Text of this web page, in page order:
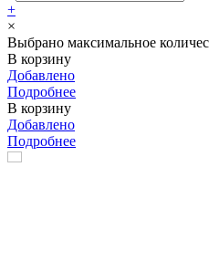
+
×
Выбрано максимальное
В корзину
Добавлено
Подробнее
В корзину
Добавлено
Подробнее